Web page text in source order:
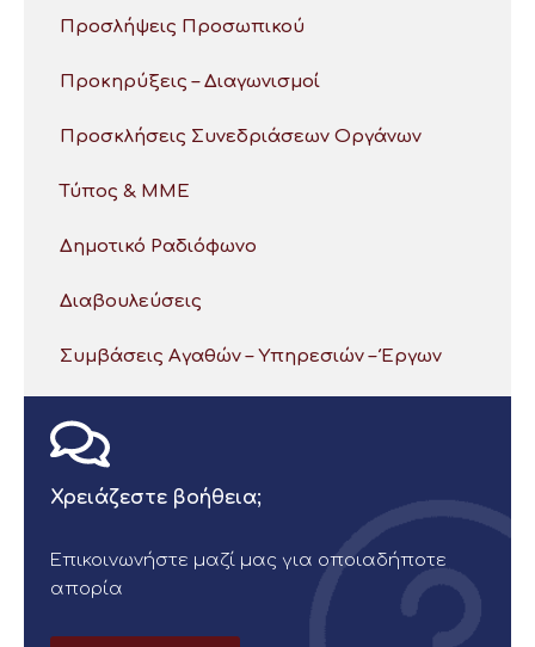
Προσλήψεις Προσωπικού
Προκηρύξεις – Διαγωνισμοί
Προσκλήσεις Συνεδριάσεων Οργάνων
Τύπος & ΜΜΕ
Δημοτικό Ραδιόφωνο
Διαβουλεύσεις
Συμβάσεις Αγαθών – Υπηρεσιών – Έργων
Χρειάζεστε βοήθεια;
Επικοινωνήστε μαζί μας για οποιαδήποτε
απορία